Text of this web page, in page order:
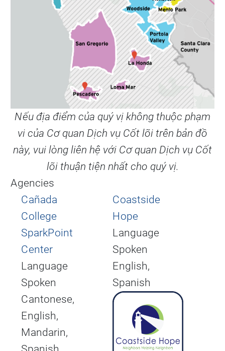
Nếu địa điểm của quý vị không thuộc phạm
vi của Cơ quan Dịch vụ Cốt lõi trên bản đồ
này, vui lòng liên hệ với Cơ quan Dịch vụ Cốt
lõi thuận tiện nhất cho quý vị.
Agencies
Cañada
College
SparkPoint
Center
Language
Spoken
Cantonese,
English,
Mandarin,
Coastside
Hope
Language
Spoken
English,
Spanish